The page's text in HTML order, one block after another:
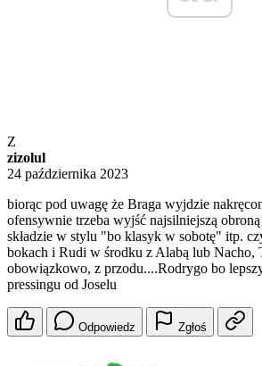
Z
zizolul
24 października 2023
biorąc pod uwagę że Braga wyjdzie
ofensywnie trzeba wyjść najsilniejszą
składzie w stylu "bo klasyk w sobotę" itp.
bokach i Rudi w środku z Alabą lub Nacho,
obowiązkowo, z przodu....Rodrygo bo
pressingu od Joselu
Odpowiedz Zgłoś